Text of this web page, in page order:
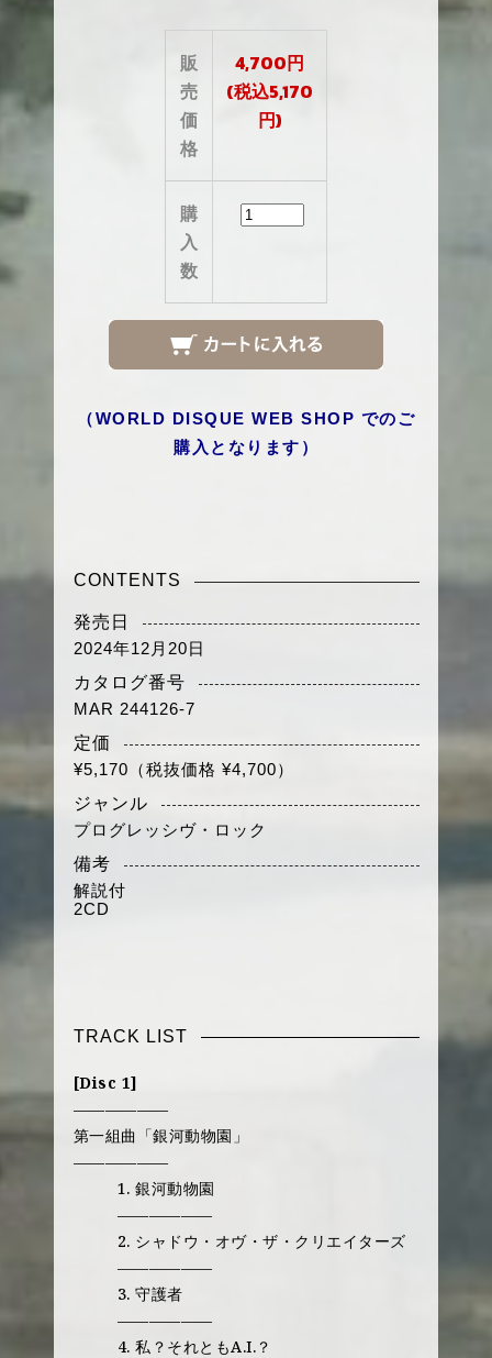
販
売
価
格
4,700円
(税込5,170
円)
購
入
数
（WORLD DISQUE WEB SHOP でのご
購入となります）
CONTENTS
発売日
2024年12月20日
カタログ番号
MAR 244126-7
定価
¥5,170（税抜価格 ¥4,700）
ジャンル
プログレッシヴ・ロック
備考
解説付
2CD
TRACK LIST
[Disc 1]
——————
第一組曲「銀河動物園」
——————
1. 銀河動物園
——————
2. シャドウ・オヴ・ザ・クリエイターズ
——————
3. 守護者
——————
4. 私？それともA.I.？